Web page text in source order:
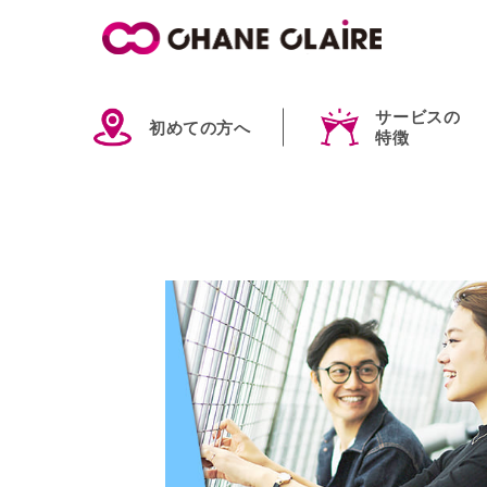
初めての方へ
サービスの
特徴